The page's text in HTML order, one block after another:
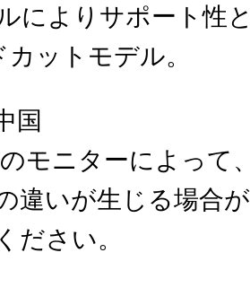
によりサポート性
ットモデル。
国
モニターによって
違いが生じる場合
ださい。